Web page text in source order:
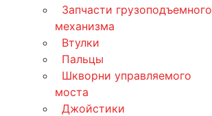
Запчасти грузоподъемного
механизма
Втулки
Пальцы
Шкворни управляемого
моста
Джойстики